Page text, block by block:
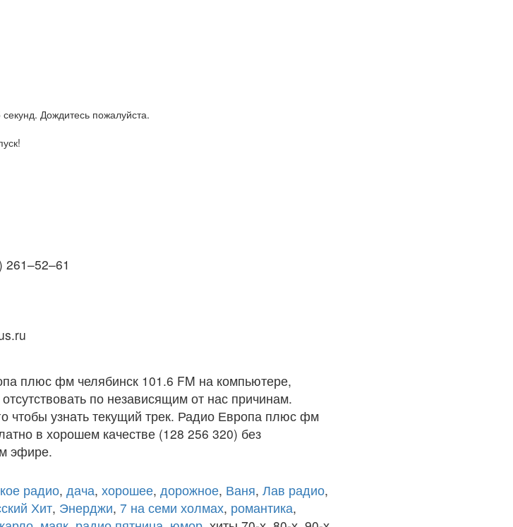
Дождитесь пожалуйста.
261–52–61
плюс фм челябинск 101.6 FM на компьютере,
по независящим от нас причинам.
чтобы узнать текущий трек. Радио Европа плюс фм
в хорошем качестве (128 256 320) без
эфире.
радио, дача, хорошее, дорожное, Ваня, Лав радио,
Хит, Энерджи, 7 на семи холмах, романтика,